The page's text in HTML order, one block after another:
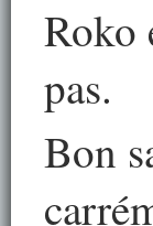
Roko
pas.
Bon